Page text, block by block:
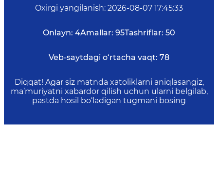
Oxirgi yangilanish: 2026-08-07 17:45:33
Onlayn: 4Amallar: 95Tashriflar: 50
Veb-saytdagi o‘rtacha vaqt: 78
Diqqat! Agar siz matnda xatoliklarni aniqlasangiz,
ma’muriyatni xabardor qilish uchun ularni belgilab,
pastda hosil bo‘ladigan tugmani bosing